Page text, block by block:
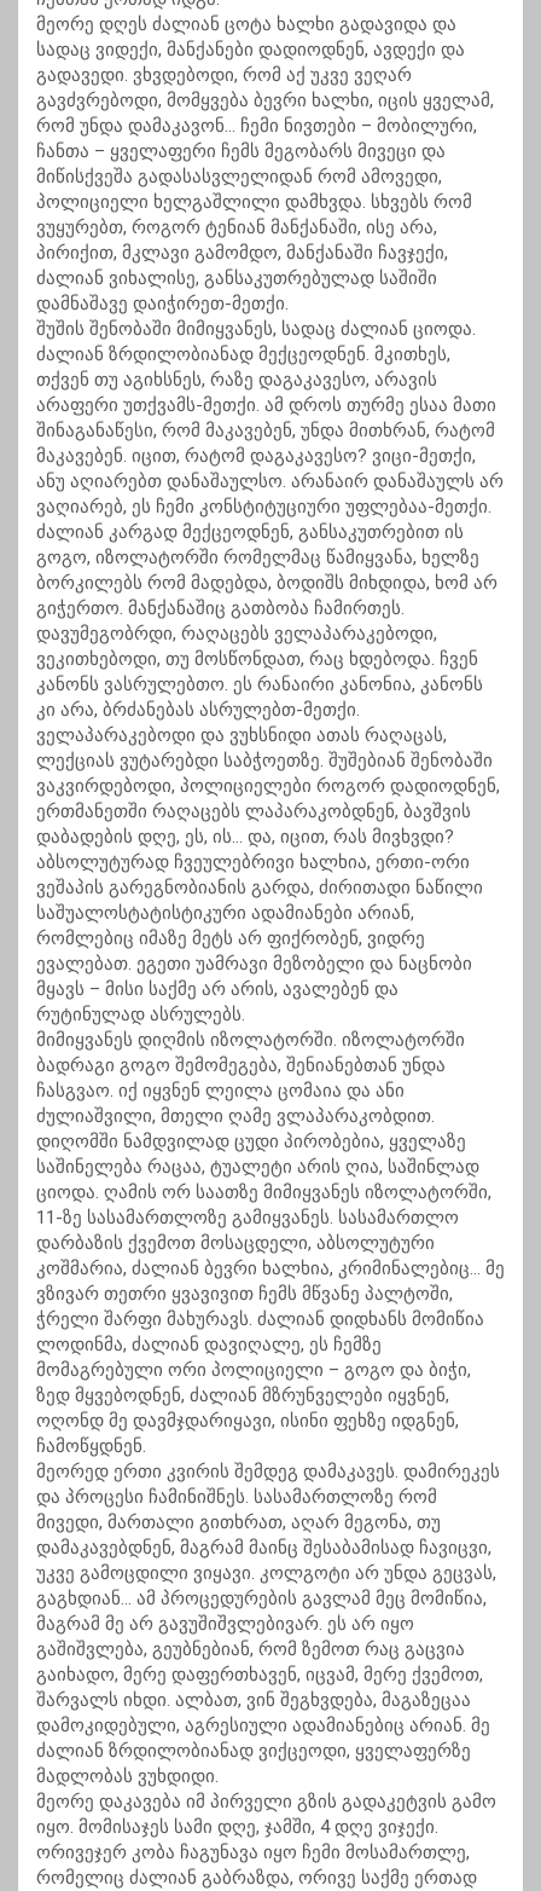
მეორე დღეს ძალიან ცოტა ხალხი გადავიდა და
სადაც ვიდექი, მანქანები დადიოდნენ, ავდექი და
გადავედი. ვხვდებოდი, რომ აქ უკვე ვეღარ
გავძვრებოდი, მომყვება ბევრი ხალხი, იცის ყველამ,
რომ უნდა დამაკავონ… ჩემი ნივთები – მობილური,
ჩანთა – ყველაფერი ჩემს მეგობარს მივეცი და
მიწისქვეშა გადასასვლელიდან რომ ამოვედი,
პოლიციელი ხელგაშლილი დამხვდა. სხვებს რომ
ვუყურებთ, როგორ ტენიან მანქანაში, ისე არა,
პირიქით, მკლავი გამომდო, მანქანაში ჩავჯექი,
ძალიან ვიხალისე, განსაკუთრებულად საშიში
დამნაშავე დაიჭირეთ-მეთქი.
შუშის შენობაში მიმიყვანეს, სადაც ძალიან ციოდა.
ძალიან ზრდილობიანად მექცეოდნენ. მკითხეს,
თქვენ თუ აგიხსნეს, რაზე დაგაკავესო, არავის
არაფერი უთქვამს-მეთქი. ამ დროს თურმე ესაა მათი
შინაგანაწესი, რომ მაკავებენ, უნდა მითხრან, რატომ
მაკავებენ. იცით, რატომ დაგაკავესო? ვიცი-მეთქი,
ანუ აღიარებთ დანაშაულსო. არანაირ დანაშაულს არ
ვაღიარებ, ეს ჩემი კონსტიტუციური უფლებაა-მეთქი.
ძალიან კარგად მექცეოდნენ, განსაკუთრებით ის
გოგო, იზოლატორში რომელმაც წამიყვანა, ხელზე
ბორკილებს რომ მადებდა, ბოდიშს მიხდიდა, ხომ არ
გიჭერთო. მანქანაშიც გათბობა ჩამირთეს.
დავუმეგობრდი, რაღაცებს ველაპარაკებოდი,
ვეკითხებოდი, თუ მოსწონდათ, რაც ხდებოდა. ჩვენ
კანონს ვასრულებთო. ეს რანაირი კანონია, კანონს
კი არა, ბრძანებას ასრულებთ-მეთქი.
ველაპარაკებოდი და ვუხსნიდი ათას რაღაცას,
ლექციას ვუტარებდი საბჭოეთზე. შუშებიან შენობაში
ვაკვირდებოდი, პოლიციელები როგორ დადიოდნენ,
ერთმანეთში რაღაცებს ლაპარაკობდნენ, ბავშვის
დაბადების დღე, ეს, ის… და, იცით, რას მივხვდი?
აბსოლუტურად ჩვეულებრივი ხალხია, ერთი-ორი
ვეშაპის გარეგნობიანის გარდა, ძირითადი ნაწილი
საშუალოსტატისტიკური ადამიანები არიან,
რომლებიც იმაზე მეტს არ ფიქრობენ, ვიდრე
ევალებათ. ეგეთი უამრავი მეზობელი და ნაცნობი
მყავს – მისი საქმე არ არის, ავალებენ და
რუტინულად ასრულებს.
მიმიყვანეს დიღმის იზოლატორში. იზოლატორში
ბადრაგი გოგო შემომეგება, შენიანებთან უნდა
ჩასგვაო. იქ იყვნენ ლეილა ცომაია და ანი
ძულიაშვილი, მთელი ღამე ვლაპარაკობდით.
დიღომში ნამდვილად ცუდი პირობებია, ყველაზე
საშინელება რაცაა, ტუალეტი არის ღია, საშინლად
ციოდა. ღამის ორ საათზე მიმიყვანეს იზოლატორში,
11-ზე სასამართლოზე გამიყვანეს. სასამართლო
დარბაზის ქვემოთ მოსაცდელი, აბსოლუტური
კოშმარია, ძალიან ბევრი ხალხია, კრიმინალებიც… მე
ვზივარ თეთრი ყვავივით ჩემს მწვანე პალტოში,
ჭრელი შარფი მახურავს. ძალიან დიდხანს მომიწია
ლოდინმა, ძალიან დავიღალე, ეს ჩემზე
მომაგრებული ორი პოლიციელი – გოგო და ბიჭი,
ზედ მყვებოდნენ, ძალიან მზრუნველები იყვნენ,
ოღონდ მე დავმჯდარიყავი, ისინი ფეხზე იდგნენ,
ჩამოწყდნენ.
მეორედ ერთი კვირის შემდეგ დამაკავეს. დამირეკეს
და პროცესი ჩამინიშნეს. სასამართლოზე რომ
მივედი, მართალი გითხრათ, აღარ მეგონა, თუ
დამაკავებდნენ, მაგრამ მაინც შესაბამისად ჩავიცვი,
უკვე გამოცდილი ვიყავი. კოლგოტი არ უნდა გეცვას,
გაგხდიან… ამ პროცედურების გავლამ მეც მომიწია,
მაგრამ მე არ გავუშიშვლებივარ. ეს არ იყო
გაშიშვლება, გეუბნებიან, რომ ზემოთ რაც გაცვია
გაიხადო, მერე დაფერთხავენ, იცვამ, მერე ქვემოთ,
შარვალს იხდი. ალბათ, ვინ შეგხვდება, მაგაზეცაა
დამოკიდებული, აგრესიული ადამიანებიც არიან. მე
ძალიან ზრდილობიანად ვიქცეოდი, ყველაფერზე
მადლობას ვუხდიდი.
მეორე დაკავება იმ პირველი გზის გადაკეტვის გამო
იყო. მომისაჯეს სამი დღე, ჯამში, 4 დღე ვიჯექი.
ორივეჯერ კობა ჩაგუნავა იყო ჩემი მოსამართლე,
რომელიც ძალიან გაბრაზდა, ორივე საქმე ერთად